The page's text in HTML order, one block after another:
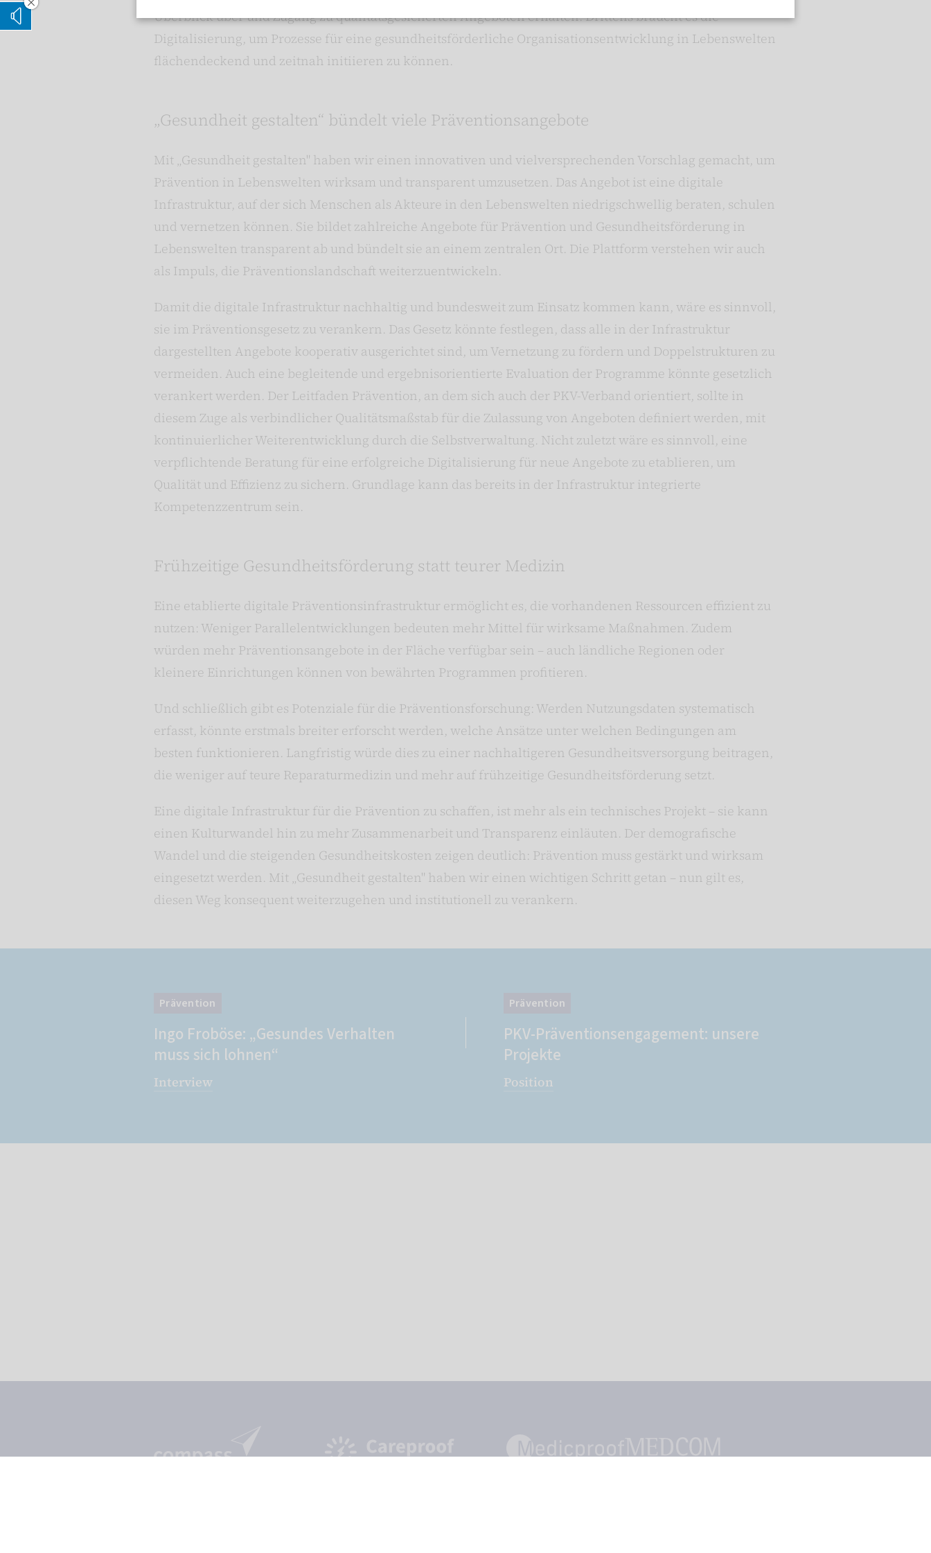
Überblick über und Zugang zu qualitätsgesicherten Angeboten erhalten. Drittens braucht es die
Digitalisierung, um Prozesse für eine gesundheitsförderliche Organisationsentwicklung in Lebenswelten
flächendeckend und zeitnah initiieren zu können.
„Gesundheit gestalten“ bündelt viele Präventionsangebote
Mit „Gesundheit gestalten" haben wir einen innovativen und vielversprechenden Vorschlag gemacht, um
Prävention in Lebenswelten wirksam und transparent umzusetzen. Das Angebot ist eine digitale
Infrastruktur, auf der sich Menschen als Akteure in den Lebenswelten niedrigschwellig beraten, schulen
und vernetzen können. Sie bildet zahlreiche Angebote für Prävention und Gesundheitsförderung in
Lebenswelten transparent ab und bündelt sie an einem zentralen Ort. Die Plattform verstehen wir auch
als Impuls, die Präventionslandschaft weiterzuentwickeln.
Damit die digitale Infrastruktur nachhaltig und bundesweit zum Einsatz kommen kann, wäre es sinnvoll,
sie im Präventionsgesetz zu verankern. Das Gesetz könnte festlegen, dass alle in der Infrastruktur
dargestellten Angebote kooperativ ausgerichtet sind, um Vernetzung zu fördern und Doppelstrukturen zu
vermeiden. Auch eine begleitende und ergebnisorientierte Evaluation der Programme könnte gesetzlich
verankert werden. Der Leitfaden Prävention, an dem sich auch der PKV-Verband orientiert, sollte in
diesem Zuge als verbindlicher Qualitätsmaßstab für die Zulassung von Angeboten definiert werden, mit
kontinuierlicher Weiterentwicklung durch die Selbstverwaltung. Nicht zuletzt wäre es sinnvoll, eine
verpflichtende Beratung für eine erfolgreiche Digitalisierung für neue Angebote zu etablieren, um
Qualität und Effizienz zu sichern. Grundlage kann das bereits in der Infrastruktur integrierte
Kompetenzzentrum sein.
Frühzeitige Gesundheitsförderung statt teurer Medizin
Eine etablierte digitale Präventionsinfrastruktur ermöglicht es, die vorhandenen Ressourcen effizient zu
nutzen: Weniger Parallelentwicklungen bedeuten mehr Mittel für wirksame Maßnahmen. Zudem
würden mehr Präventionsangebote in der Fläche verfügbar sein – auch ländliche Regionen oder
kleinere Einrichtungen können von bewährten Programmen profitieren.
Und schließlich gibt es Potenziale für die Präventionsforschung: Werden Nutzungsdaten systematisch
erfasst, könnte erstmals breiter erforscht werden, welche Ansätze unter welchen Bedingungen am
besten funktionieren. Langfristig würde dies zu einer nachhaltigeren Gesundheitsversorgung beitragen,
die weniger auf teure Reparaturmedizin und mehr auf frühzeitige Gesundheitsförderung setzt.
Eine digitale Infrastruktur für die Prävention zu schaffen, ist mehr als ein technisches Projekt – sie kann
einen Kulturwandel hin zu mehr Zusammenarbeit und Transparenz einläuten. Der demografische
Wandel und die steigenden Gesundheitskosten zeigen deutlich: Prävention muss gestärkt und wirksam
eingesetzt werden. Mit „Gesundheit gestalten" haben wir einen wichtigen Schritt getan – nun gilt es,
diesen Weg konsequent weiterzugehen und institutionell zu verankern.
Prävention
Ingo Froböse: „Gesundes Verhalten
muss sich lohnen“
Interview
Prävention
PKV-Präventionsengagement: unsere
Projekte
Position
Vorleseoption verstecken
Vorlesen